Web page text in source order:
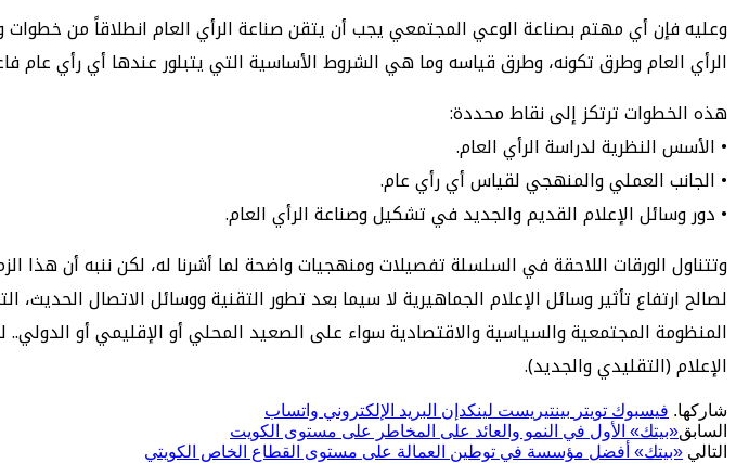
وعليه فإن أي مهتم بصناعة الوعي المجتمعي يجب أن يتقن صناعة الرأي العام انطلاقاً من
الرأي العام وطرق تكونه، وطرق قياسه وما هي الشروط الأساسية التي يتبلور عندها أي رأي عام
هذه الخطوات ترتكز إلى نقاط محددة:
• الأسس النظرية لدراسة الرأي العام.
• الجانب العملي والمنهجي لقياس أي رأي عام.
• دور وسائل الإعلام القديم والجديد في تشكيل وصناعة الرأي العام.
وتتناول الورقات اللاحقة في السلسلة تفصيلات ومنهجيات واضحة لما أشرنا له، لكن ننبه أن هذا
لصالح ارتفاع تأثير وسائل الإعلام الجماهيرية لا سيما بعد تطور التقنية ووسائل الاتصال
المنظومة المجتمعية والسياسية والاقتصادية سواء على الصعيد المحلي أو الإقليمي أو
الإعلام (التقليدي والجديد).
شاركها. فيسبوك تويتر بينتيريست لينكدإن البريد الإلكتروني واتساب
السابق«بيتك» الأول في النمو والعائد على المخاطر على مستوى الكويت
التالي «بيتك» أفضل مؤسسة في توطين العمالة على مستوى القطاع الخاص الكويتي